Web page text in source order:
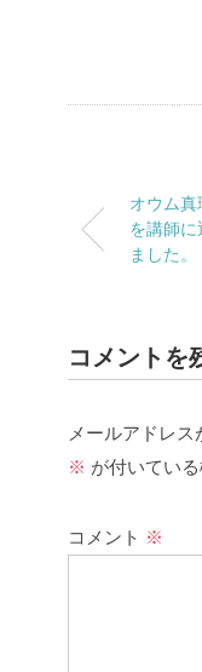
オウム
を講師に
ました。
コメントを
メールアドレス
※ が付いてい
コメント ※